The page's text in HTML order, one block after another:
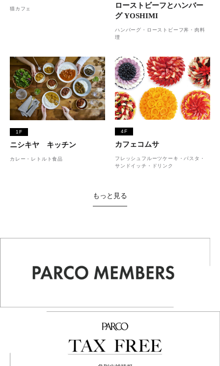
猫カフェ
ローストビーフとハンバー
グ YOSHIMI
ハンバーグ・ローストビーフ丼・肉料
理
1F
ニシキヤ キッチン
カレー・レトルト食品
4F
カフェコムサ
フレッシュフルーツケーキ・パスタ・
サンドイッチ・ドリンク
もっと見る